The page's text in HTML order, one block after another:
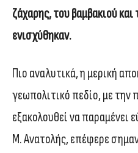
ζάχαρης, του βαμβακιού
ενισχύθηκαν.
Πιο αναλυτικά, η μερική
γεωπολιτικό πεδίο, με την
εξακολουθεί να παραμένει
Μ. Ανατολής, επέφερε